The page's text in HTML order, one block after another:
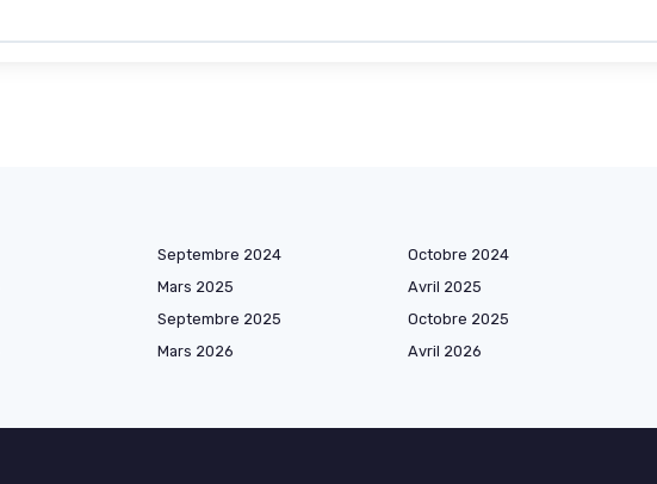
Septembre 2024 Octobre 2024
Mars 2025 Avril 2025
Septembre 2025 Octobre 2025
Mars 2026 Avril 2026